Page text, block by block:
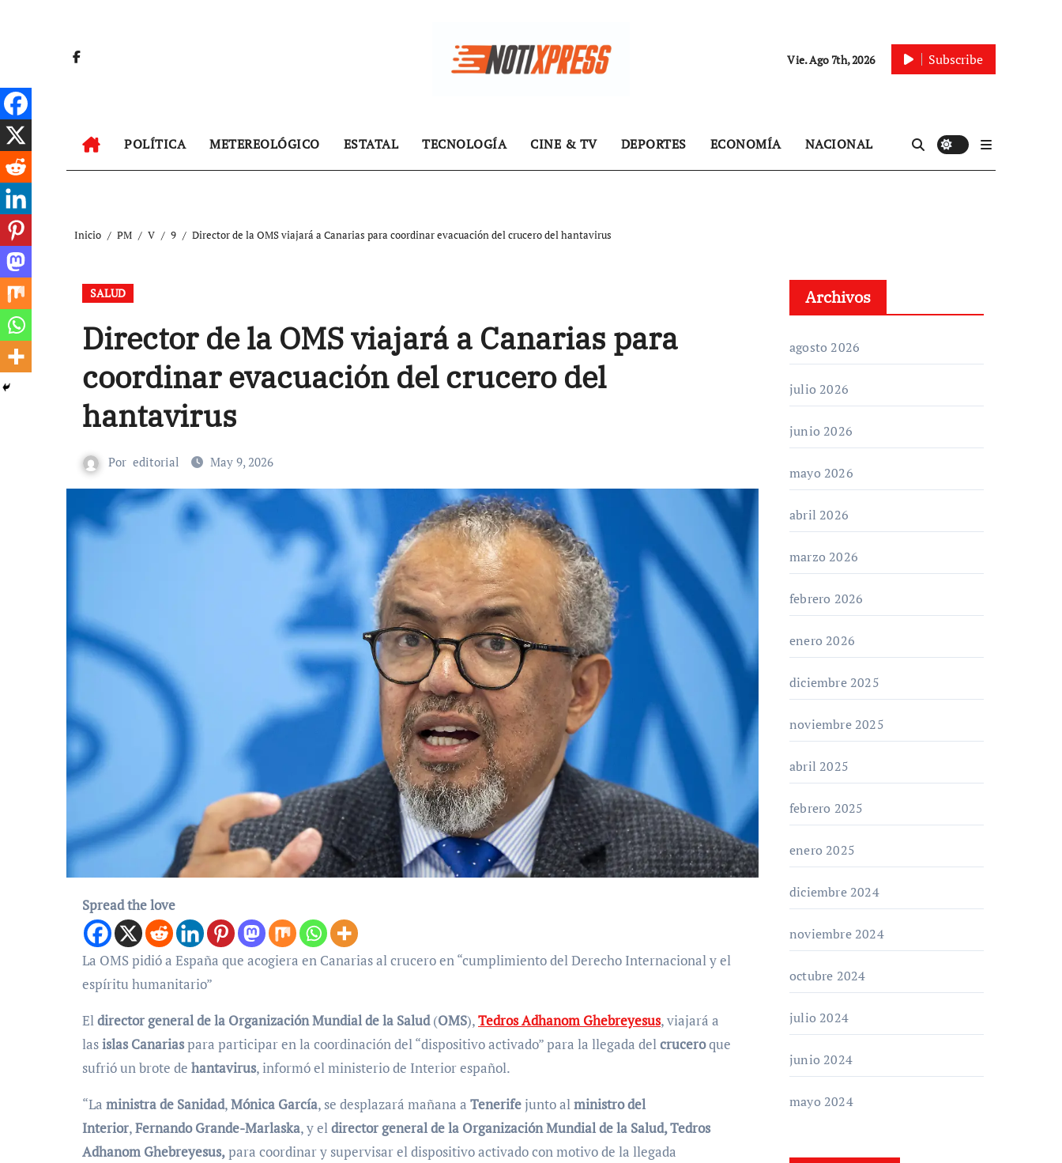
Vie. Ago 7th, 2026 Subscribe
POLÍTICA METEREOLÓGICO ESTATAL TECNOLOGÍA CINE & TV DEPORTES ECONOMÍA NACIONAL
Inicio PM V 9 Director de la OMS viajará a Canarias para coordinar evacuación del crucero del hantavirus
SALUD
Director de la OMS viajará a Canarias para
coordinar evacuación del crucero del
hantavirus
Por editorial May 9, 2026
Spread the love
La OMS pidió a España que acogiera en Canarias al crucero en “cumplimiento del Derecho Internacional y el
espíritu humanitario”
Eldirector general de la Organización Mundial de la Salud(OMS),Tedros Adhanom Ghebreyesus, viajará a
lasislas Canariaspara participar en la coordinación del “dispositivo activado” para la llegada delcruceroque
sufrió un brote de hantavirus, informó el ministerio de Interior español.
“La ministra de Sanidad,Mónica García, se desplazará mañana a Tenerife junto alministro del
Interior,Fernando Grande-Marlaska, y eldirector general de la Organización Mundial de la Salud, Tedros
Adhanom Ghebreyesus,para coordinar y supervisar el dispositivo activado con motivo de la llegada
Archivos
agosto 2026
julio 2026
junio 2026
mayo 2026
abril 2026
marzo 2026
febrero 2026
enero 2026
diciembre 2025
noviembre 2025
abril 2025
febrero 2025
enero 2025
diciembre 2024
noviembre 2024
octubre 2024
julio 2024
junio 2024
mayo 2024